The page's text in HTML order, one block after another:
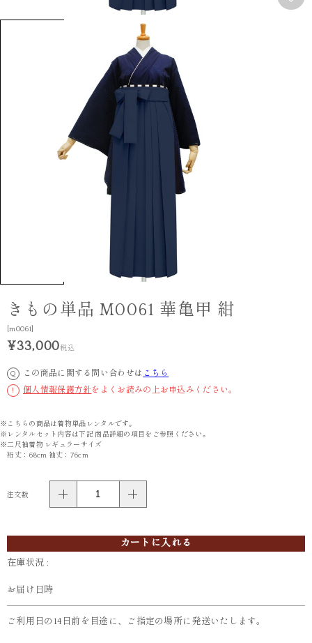
きもの単品 M0061 華亀甲 紺
[m0061]
¥33,000税込
Q この商品に関する問い合わせは こちら
! 個人情報保護方針をよくお読みの上お申込みください。
※こちらの商品は着物単品レンタルです。
※レンタルセット内容は下記 商品詳細の項目をご参照ください。
※二尺袖着物 レギュラーサイズ
裄丈：68cm 袖丈：76cm
注文数
カートに入れる
在庫状況 :
お届け日時
ご利用日の14日前を目途に、ご指定の場所に発送いたします。